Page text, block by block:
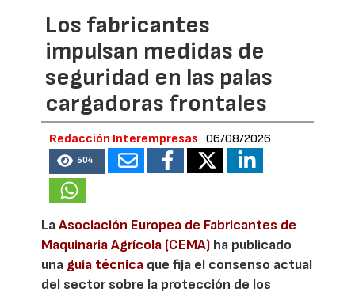
Los fabricantes
impulsan medidas de
seguridad en las palas
cargadoras frontales
Redacción Interempresas 06/08/2026
504
LaAsociación Europea de Fabricantes de
Maquinaria Agrícola (CEMA) ha publicado
una guía técnica que fija el consenso actual
del sector sobre la protección de los